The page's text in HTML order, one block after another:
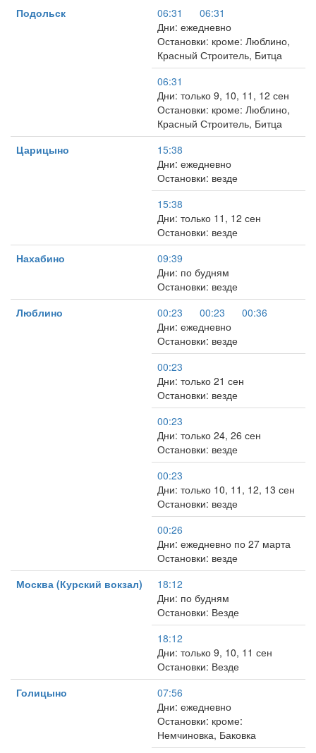
Подольск
06:31
06:31
Дни: ежедневно
Остановки: кроме: Люблино,
Красный Строитель, Битца
06:31
Дни: только 9, 10, 11, 12 сен
Остановки: кроме: Люблино,
Красный Строитель, Битца
Царицыно
15:38
Дни: ежедневно
Остановки: везде
15:38
Дни: только 11, 12 сен
Остановки: везде
Нахабино
09:39
Дни: по будням
Остановки: везде
Люблино
00:23 00:23
00:36
Дни: ежедневно
Остановки: везде
00:23
Дни: только 21 сен
Остановки: везде
00:23
Дни: только 24, 26 сен
Остановки: везде
00:23
Дни: только 10, 11, 12, 13 сен
Остановки: везде
00:26
Дни: ежедневно по 27 марта
Остановки: везде
Москва (Курский вокзал)
18:12
Дни: по будням
Остановки: Везде
18:12
Дни: только 9, 10, 11 сен
Остановки: Везде
Голицыно
07:56
Дни: ежедневно
Остановки: кроме:
Немчиновка, Баковка